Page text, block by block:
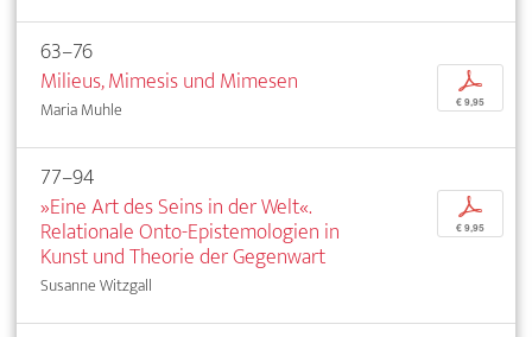
63–76
Milieus, Mimesis und Mimesen
Maria Muhle
p
€ 9,95
77–94
»Eine Art des Seins in der Welt«.
Relationale Onto-Epistemologien in
Kunst und Theorie der Gegenwart
Susanne Witzgall
p
€ 9,95